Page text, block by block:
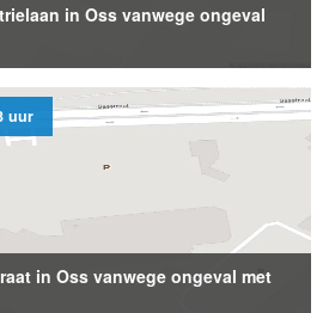
in Oss vanwege ongeval
uur
in Oss vanwege ongeval met